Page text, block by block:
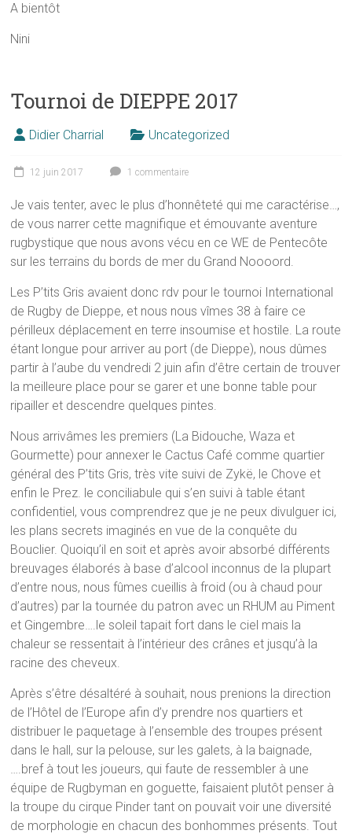
A bientôt
Nini
Tournoi de DIEPPE 2017
Didier Charrial Uncategorized
12 juin 2017 1 commentaire
Je vais tenter, avec le plus d’honnêteté qui me caractérise…,
de vous narrer cette magnifique et émouvante aventure
rugbystique que nous avons vécu en ce WE de Pentecôte
sur les terrains du bords de mer du Grand Noooord.
Les P’tits Gris avaient donc rdv pour le tournoi International
de Rugby de Dieppe, et nous nous vîmes 38 à faire ce
périlleux déplacement en terre insoumise et hostile. La route
étant longue pour arriver au port (de Dieppe), nous dûmes
partir à l’aube du vendredi 2 juin afin d’être certain de trouver
la meilleure place pour se garer et une bonne table pour
ripailler et descendre quelques pintes.
Nous arrivâmes les premiers (La Bidouche, Waza et
Gourmette) pour annexer le Cactus Café comme quartier
général des P’tits Gris, très vite suivi de Zykë, le Chove et
enfin le Prez. le conciliabule qui s’en suivi à table étant
confidentiel, vous comprendrez que je ne peux divulguer ici,
les plans secrets imaginés en vue de la conquête du
Bouclier. Quoiqu’il en soit et après avoir absorbé différents
breuvages élaborés à base d’alcool inconnus de la plupart
d’entre nous, nous fûmes cueillis à froid (ou à chaud pour
d’autres) par la tournée du patron avec un RHUM au Piment
et Gingembre….le soleil tapait fort dans le ciel mais la
chaleur se ressentait à l’intérieur des crânes et jusqu’à la
racine des cheveux.
Après s’être désaltéré à souhait, nous prenions la direction
de l’Hôtel de l’Europe afin d’y prendre nos quartiers et
distribuer le paquetage à l’ensemble des troupes présent
dans le hall, sur la pelouse, sur les galets, à la baignade,
….bref à tout les joueurs, qui faute de ressembler à une
équipe de Rugbyman en goguette, faisaient plutôt penser à
la troupe du cirque Pinder tant on pouvait voir une diversité
de morphologie en chacun des bonhommes présents. Tout